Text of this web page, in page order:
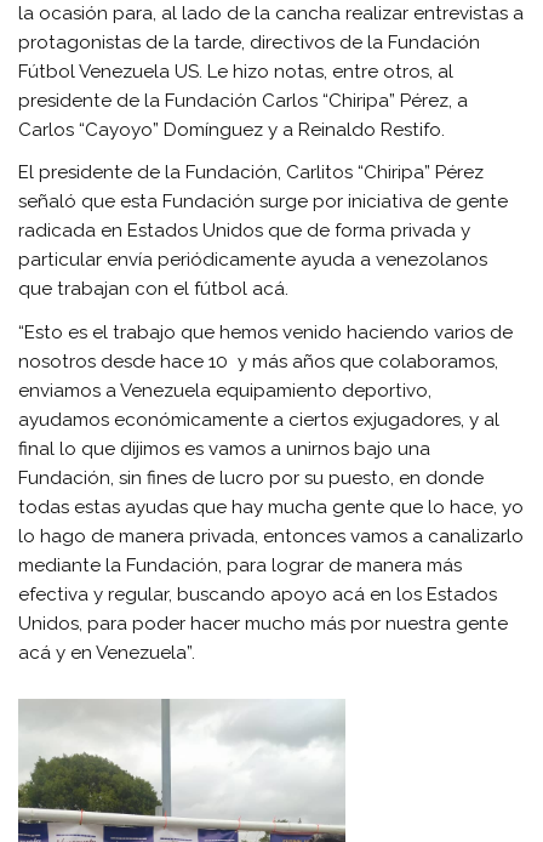
la ocasión para, al lado de la cancha realizar entrevistas a
protagonistas de la tarde, directivos de la Fundación
Fútbol Venezuela US. Le hizo notas, entre otros, al
presidente de la Fundación Carlos “Chiripa” Pérez, a
Carlos “Cayoyo” Domínguez y a Reinaldo Restifo.
El presidente de la Fundación, Carlitos “Chiripa” Pérez
señaló que esta Fundación surge por iniciativa de gente
radicada en Estados Unidos que de forma privada y
particular envía periódicamente ayuda a venezolanos
que trabajan con el fútbol acá.
“Esto es el trabajo que hemos venido haciendo varios de
nosotros desde hace 10 y más años que colaboramos,
enviamos a Venezuela equipamiento deportivo,
ayudamos económicamente a ciertos exjugadores, y al
final lo que dijimos es vamos a unirnos bajo una
Fundación, sin fines de lucro por su puesto, en donde
todas estas ayudas que hay mucha gente que lo hace, yo
lo hago de manera privada, entonces vamos a canalizarlo
mediante la Fundación, para lograr de manera más
efectiva y regular, buscando apoyo acá en los Estados
Unidos, para poder hacer mucho más por nuestra gente
acá y en Venezuela”.